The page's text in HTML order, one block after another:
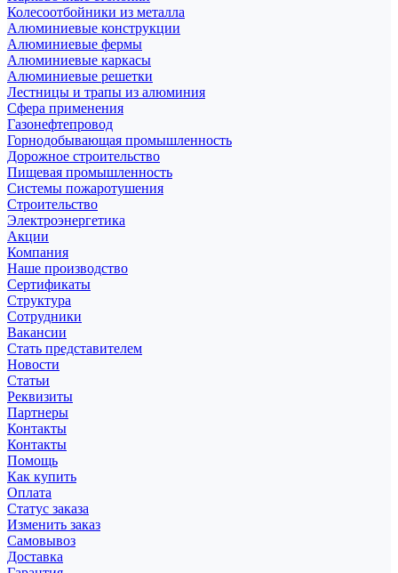
Колесоотбойники из металла
Алюминиевые конструкции
Алюминиевые фермы
Алюминиевые каркасы
Алюминиевые решетки
Лестницы и трапы из алюминия
Сфера применения
Газонефтепровод
Горнодобывающая промышленность
Дорожное строительство
Пищевая промышленность
Системы пожаротушения
Строительство
Электроэнергетика
Акции
Компания
Наше производство
Сертификаты
Структура
Сотрудники
Вакансии
Стать представителем
Новости
Статьи
Реквизиты
Партнеры
Контакты
Контакты
Помощь
Как купить
Оплата
Статус заказа
Изменить заказ
Самовывоз
Доставка